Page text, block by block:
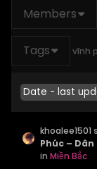
Members
Tags vĩnh
khoalee1501
Phúc –
in Miền Bắc